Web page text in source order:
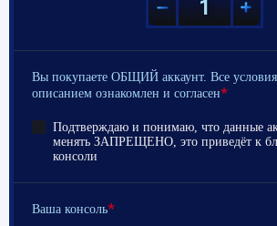
Вы покупаете ОБЩИЙ аккаунт. Все
описанием ознакомлен и согласен*
Подтверждаю и понимаю, что данные
менять ЗАПРЕЩЕНО, это приведёт к
консоли
Ваша консоль*